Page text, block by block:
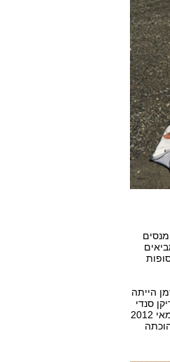
הייתה
סנדי
נחת בחופי ניו ג'רזי באוקטובר בעוצמה שלא נראתה כמותה זה 700 שנה. ממאי 2012
הוכתה